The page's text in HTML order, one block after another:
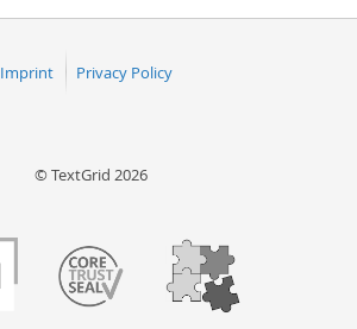
Imprint Privacy Policy
© TextGrid 2026